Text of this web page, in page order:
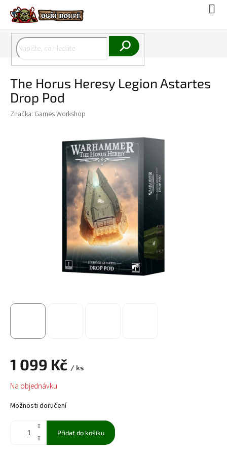
obsah
The Horus Heresy Legion Astartes
Drop Pod
Značka: Games Workshop
1 099 Kč / ks
Měrná
cena:
Na objednávku
Možnosti doručení
Přidat do košíku